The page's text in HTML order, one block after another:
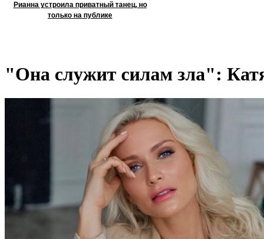
Рианна устроила приватный танец, но
только на публике
"Она служит силам зла":